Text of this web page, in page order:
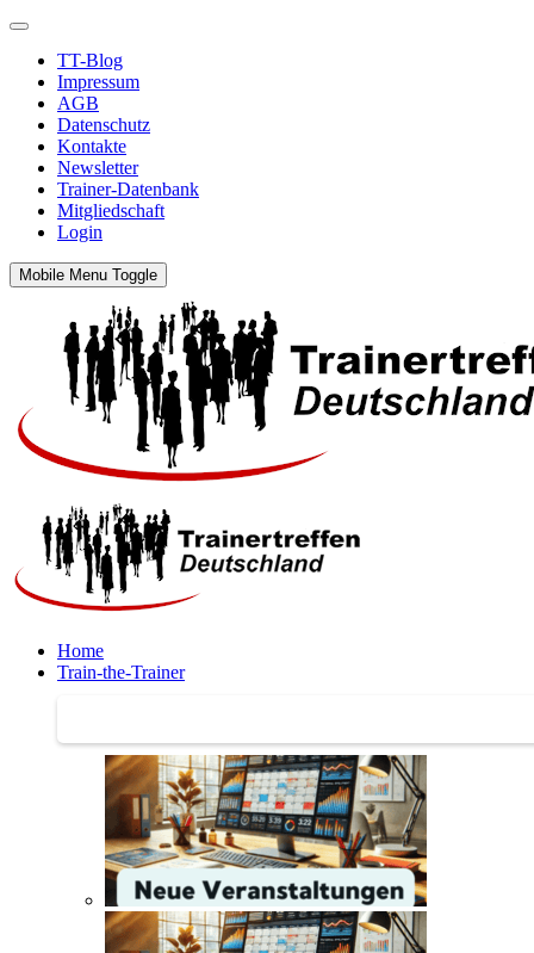
TT-Blog
Impressum
AGB
Datenschutz
Kontakte
Newsletter
Trainer-Datenbank
Mitgliedschaft
Login
Mobile Menu Toggle
Home
Train-the-Trainer